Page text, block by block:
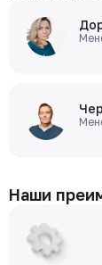
Наши